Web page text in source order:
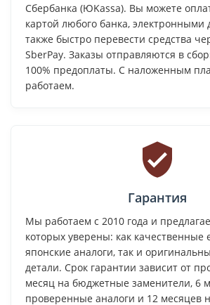
Сбербанка (ЮKassa). Вы можете
картой любого банка, электронными
также быстро перевести средства
SberPay. Заказы отправляются в
100% предоплаты. С наложенным
работаем.
Гарантия
Мы работаем с 2010 года и
которых уверены: как качественные
японские аналоги, так и
детали. Срок гарантии зависит от
месяц на бюджетные заменители, 6
проверенные аналоги и 12 месяцев